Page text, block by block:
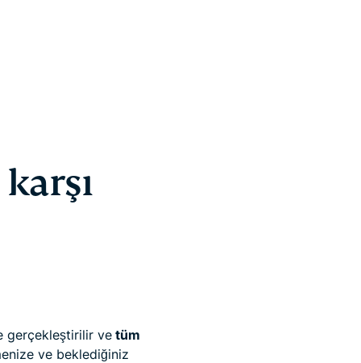
gerçekleştirilir ve tüm
ve beklediğiniz